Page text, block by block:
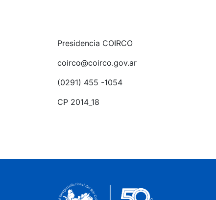
Presidencia COIRCO
coirco@coirco.gov.ar
(0291) 455 -1054
CP 2014_18